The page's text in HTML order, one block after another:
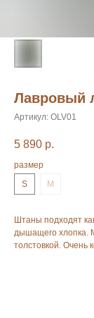
Лавровый
Артикул: OLV01
5 890 р.
размер
S
M
Штаны подходят
дышащего хлопка.
толстовкой. Очень